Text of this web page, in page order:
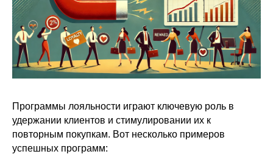
Программы лояльности играют ключевую роль в
удержании клиентов и стимулировании их к
повторным покупкам. Вот несколько примеров
успешных программ: